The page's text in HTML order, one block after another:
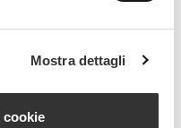
Mostra dettagli